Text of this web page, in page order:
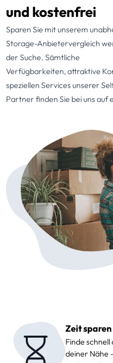
und kostenfrei
Sparen Sie mit unserem
Storage-Anbietervergleich
der Suche. Sämtliche
Verfügbarkeiten, attraktive
speziellen Services unserer
Partner finden Sie bei uns auf
Zeit sparen
Finde
deiner Nähe